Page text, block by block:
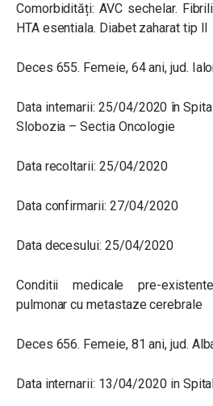
Comorbidități: AVC sechelar.
HTA esentiala. Diabet zaharat tip II
Deces 655. Femeie, 64 ani, jud.
Data internarii: 25/04/2020 în
Slobozia – Sectia Oncologie
Data recoltarii: 25/04/2020
Data confirmarii: 27/04/2020
Data decesului: 25/04/2020
Conditii medicale pre-
pulmonar cu metastaze cerebrale
Deces 656. Femeie, 81 ani, jud.
Data internarii: 13/04/2020 in